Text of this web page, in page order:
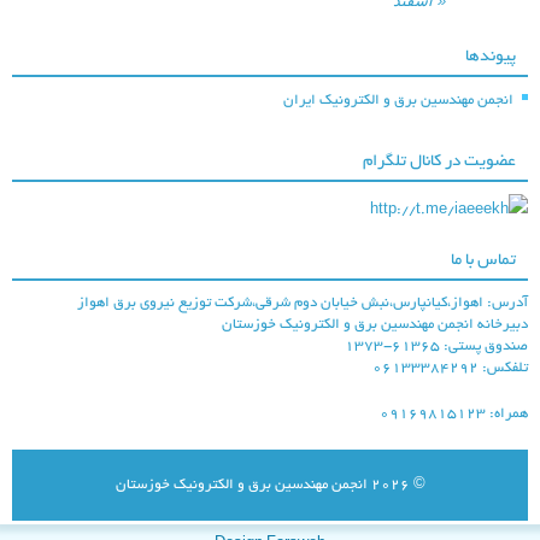
شرکت ملی مناطق
نفتخیز جنوب
برق اهواز
پیوندها
انجمن مهندسین برق و الکترونیک ایران
عضویت در کانال تلگرام
http://t.me/iaeeekh
تماس با ما
اهواز،کیانپارس،نبش خیابان دوم شرقی،شرکت توزیع نیروی برق اهواز
انجمن مهندسین برق و الکترونیک خوزستان
پستی: ۶۱۳۶۵-۱۳۷۳
۰۶۱۳۳۳۸۴۲۹۲
۰۹۱۶۹۸۱۵۱۲۳
© 2026 انجمن مهندسین برق و الکترونیک خوزستان